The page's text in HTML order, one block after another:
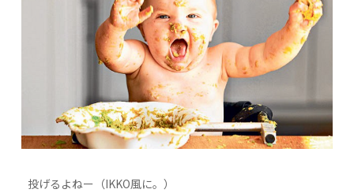
投げるよねー（IKKO風に。）